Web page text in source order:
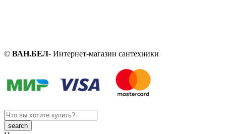
© ВАН.БЕЛ- Интернет-магазин сантехники
Search
here